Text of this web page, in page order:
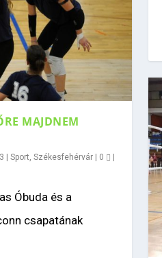
MAJDNEM
|Sport,Székesfehérvár | 0 |
Óbuda és a
csapatának